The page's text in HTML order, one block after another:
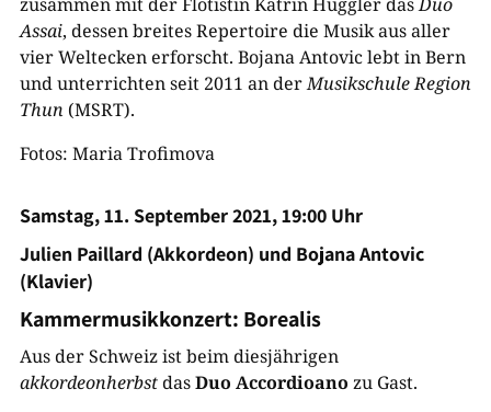
Assai, dessen breites Repertoire die Musik aus aller
vier Weltecken erforscht. Bojana Antovic lebt in Bern
und unterrichten seit 2011 an derMusikschule Region
Thun (MSRT).
Fotos: Maria Trofimova
Samstag, 11. September 2021, 19:00 Uhr
Julien Paillard (Akkordeon) und Bojana Antovic
(Klavier)
Kammermusikkonzert: Borealis
Aus der Schweiz ist beim diesjährigen
akkordeonherbstdasDuo Accordioano zu Gast.